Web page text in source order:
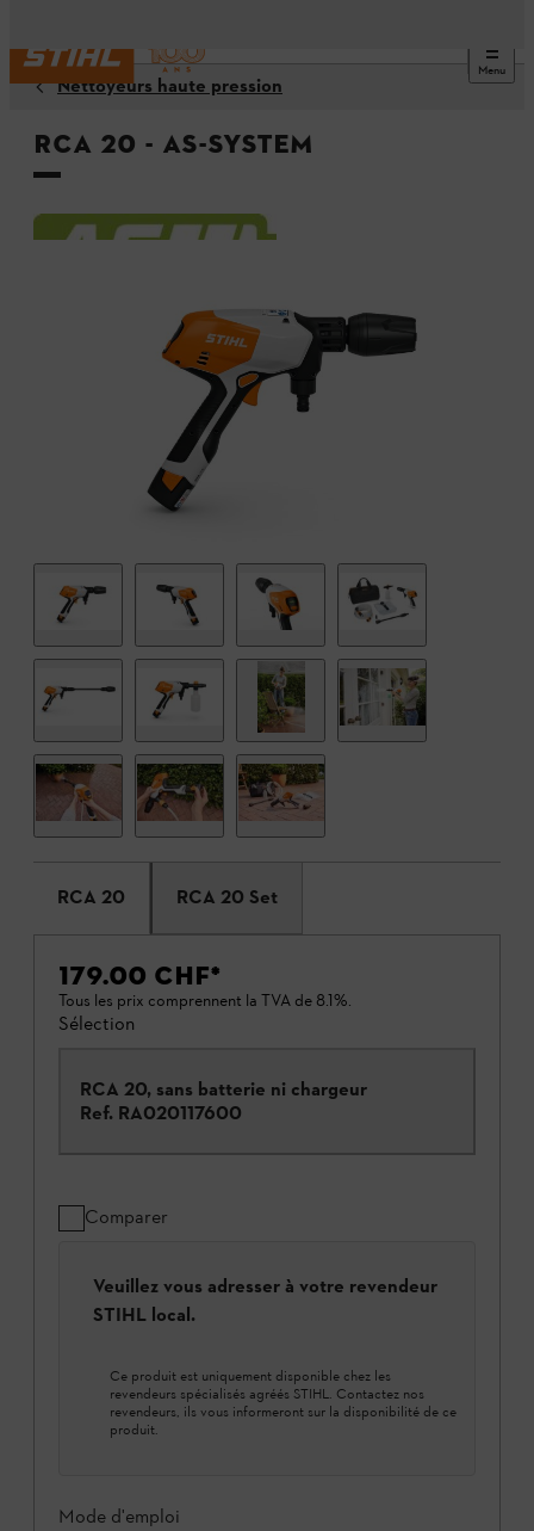
Menu
Nettoyeurs haute pression
RCA 20 - AS-System
RCA 20 RCA 20 Set
179.00 CHF*
Tous les prix comprennent la TVA de 8.1%.
Sélection
RCA 20, sans batterie ni chargeur
Ref. RA020117600
Comparer
Veuillez vous adresser à votre revendeur
STIHL local.
Ce produit est uniquement disponible chez les
revendeurs spécialisés agréés STIHL. Contactez nos
revendeurs, ils vous informeront sur la disponibilité de ce
produit.
Mode d'emploi